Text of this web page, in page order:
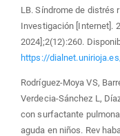
LB. Síndrome de distrés
Investigación [Internet].
2024];2(12):260.
https://
Rodríguez-Moya VS,
Verdecia-Sánchez L,
con surfactante
aguda en niños. Rev